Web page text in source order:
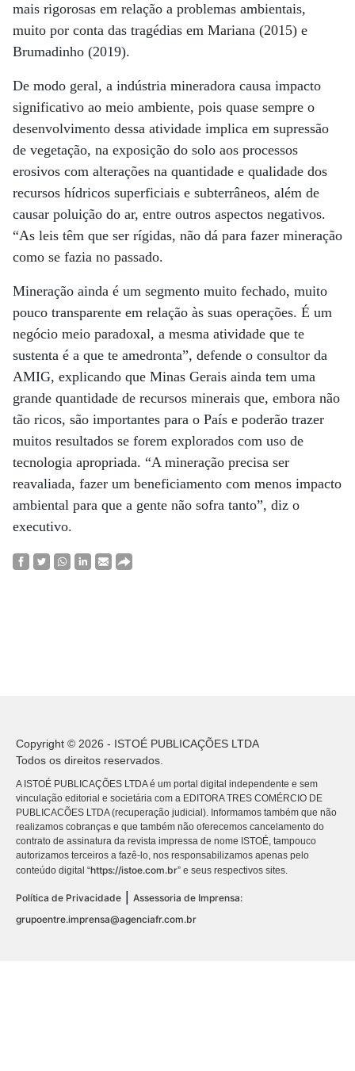
mais rigorosas em relação a problemas ambientais,
muito por conta das tragédias em Mariana (2015) e
Brumadinho (2019).
De modo geral, a indústria mineradora causa impacto
significativo ao meio ambiente, pois quase sempre o
desenvolvimento dessa atividade implica em supressão
de vegetação, na exposição do solo aos processos
erosivos com alterações na quantidade e qualidade dos
recursos hídricos superficiais e subterrâneos, além de
causar poluição do ar, entre outros aspectos negativos.
“As leis têm que ser rígidas, não dá para fazer mineração
como se fazia no passado.
Mineração ainda é um segmento muito fechado, muito
pouco transparente em relação às suas operações. É um
negócio meio paradoxal, a mesma atividade que te
sustenta é a que te amedronta”, defende o consultor da
AMIG, explicando que Minas Gerais ainda tem uma
grande quantidade de recursos minerais que, embora não
tão ricos, são importantes para o País e poderão trazer
muitos resultados se forem explorados com uso de
tecnologia apropriada. “A mineração precisa ser
reavaliada, fazer um beneficiamento com menos impacto
ambiental para que a gente não sofra tanto”, diz o
executivo.
Copyright © 2026 - ISTOÉ PUBLICAÇÕES LTDA
Todos os direitos reservados.
A ISTOÉ PUBLICAÇÕES LTDA é um portal digital independente e sem
vinculação editorial e societária com a EDITORA TRES COMÉRCIO DE
PUBLICACÕES LTDA (recuperação judicial). Informamos também que não
realizamos cobranças e que também não oferecemos cancelamento do
contrato de assinatura da revista impressa de nome ISTOÉ, tampouco
autorizamos terceiros a fazê-lo, nos responsabilizamos apenas pelo
conteúdo digital “https://istoe.com.br” e seus respectivos sites.
Política de Privacidade
Assessoria de Imprensa:
grupoentre.imprensa@agenciafr.com.br